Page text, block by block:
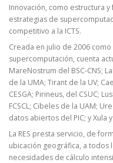
Innovación, como estructura
estrategias de
competitivo a la ICTS.
Creada en julio de 2006
supercomputación, cuenta
MareNostrum del BSC-CNS;
de la UMA; Tirant de la UV;
CESGA; Pirineus, del CSUC;
FCSCL; Cibeles de la UAM;
datos abiertos del PIC; y Xula
La RES presta servicio, de
ubicación geográfica, a todos
necesidades de cálculo